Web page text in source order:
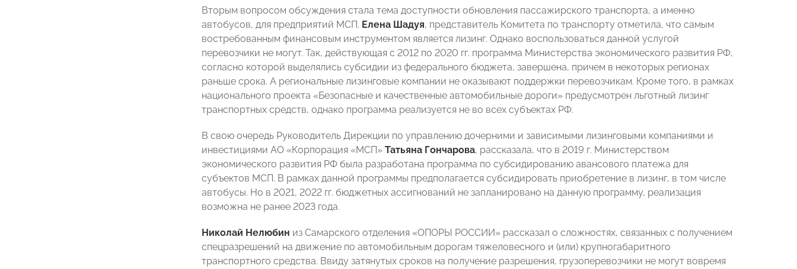
Вторым вопросом обсуждения стала тема доступности обновления пассажирского транспорта, а именно
автобусов, для предприятий МСП. Елена Шадуя, представитель Комитета по транспорту отметила, что самым
востребованным финансовым инструментом является лизинг. Однако воспользоваться данной услугой
перевозчики не могут. Так, действующая с 2012 по 2020 гг. программа Министерства экономического развития РФ,
согласно которой выделялись субсидии из федерального бюджета, завершена, причем в некоторых регионах
раньше срока. А региональные лизинговые компании не оказывают поддержки перевозчикам. Кроме того, в рамках
национального проекта «Безопасные и качественные автомобильные дороги» предусмотрен льготный лизинг
транспортных средств, однако программа реализуется не во всех субъектах РФ.
В свою очередь Руководитель Дирекции по управлению дочерними и зависимыми лизинговыми компаниями и
инвестициями АО «Корпорация «МСП» Татьяна Гончарова, рассказала, что в 2019 г. Министерством
экономического развития РФ была разработана программа по субсидированию авансового платежа для
субъектов МСП. В рамках данной программы предполагается субсидировать приобретение в лизинг, в том числе
автобусы. Но в 2021, 2022 гг. бюджетных ассигнований не запланировано на данную программу, реализация
возможна не ранее 2023 года.
Николай Нелюбин из Самарского отделения «ОПОРЫ РОССИИ» рассказал о сложностях, связанных с получением
спецразрешений на движение по автомобильным дорогам тяжеловесного и (или) крупногабаритного
транспортного средства. Ввиду затянутых сроков на получение разрешения, грузоперевозчики не могут вовремя